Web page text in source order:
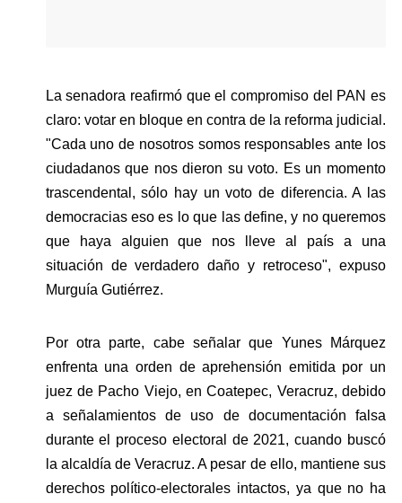
La senadora reafirmó que el compromiso del PAN es
claro: votar en bloque en contra de la reforma judicial.
"Cada uno de nosotros somos responsables ante los
ciudadanos que nos dieron su voto. Es un momento
trascendental, sólo hay un voto de diferencia. A las
democracias eso es lo que las define, y no queremos
que haya alguien que nos lleve al país a una
situación de verdadero daño y retroceso", expuso
Murguía Gutiérrez.
Por otra parte, cabe señalar que Yunes Márquez
enfrenta una orden de aprehensión emitida por un
juez de Pacho Viejo, en Coatepec, Veracruz, debido
a señalamientos de uso de documentación falsa
durante el proceso electoral de 2021, cuando buscó
la alcaldía de Veracruz. A pesar de ello, mantiene sus
derechos político-electorales intactos, ya que no ha